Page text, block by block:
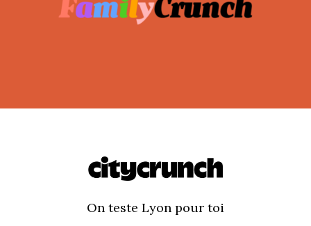
On teste Lyon pour toi